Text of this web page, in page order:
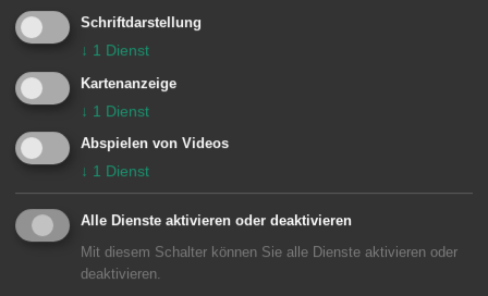
Unsere Anschrift
Bezirksamt Wasseralfingen
Stefansplatz 3
73433Aalen-Wasseralfingen
Schriftdarstellung
↓ 1 Dienst
Kartenanzeige
↓ 1 Dienst
Abspielen von Videos
↓ 1 Dienst
Alle Dienste aktivieren oder deaktivieren
Mit diesem Schalter können Sie alle Dienste aktivieren oder
deaktivieren.